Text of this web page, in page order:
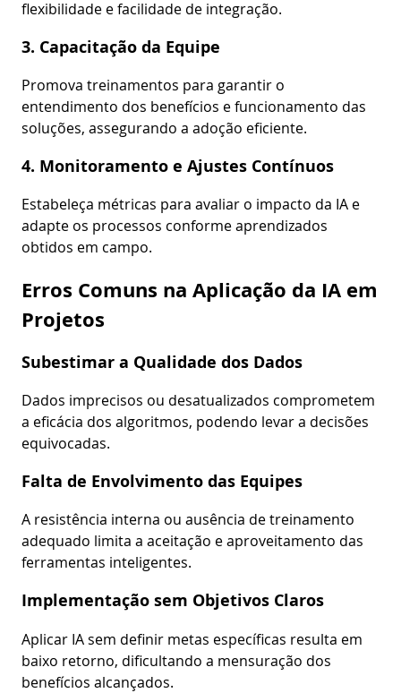
flexibilidade e facilidade de integração.
3. Capacitação da Equipe
Promova treinamentos para garantir o
entendimento dos benefícios e funcionamento das
soluções, assegurando a adoção eficiente.
4. Monitoramento e Ajustes Contínuos
Estabeleça métricas para avaliar o impacto da IA e
adapte os processos conforme aprendizados
obtidos em campo.
Erros Comuns na Aplicação da IA em
Projetos
Subestimar a Qualidade dos Dados
Dados imprecisos ou desatualizados comprometem
a eficácia dos algoritmos, podendo levar a decisões
equivocadas.
Falta de Envolvimento das Equipes
A resistência interna ou ausência de treinamento
adequado limita a aceitação e aproveitamento das
ferramentas inteligentes.
Implementação sem Objetivos Claros
Aplicar IA sem definir metas específicas resulta em
baixo retorno, dificultando a mensuração dos
benefícios alcançados.